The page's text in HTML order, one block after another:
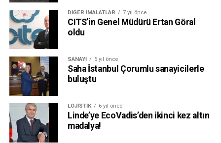
DIĞER İMALATLAR 7 yıl önce
CITS’in Genel Müdürü Ertan Göral
oldu
SANAYI 5 yıl önce
Saha İstanbul Çorumlu sanayicilerle
buluştu
LOJISTIK 6 yıl önce
Linde’ye EcoVadis’den ikinci kez altın
madalya!